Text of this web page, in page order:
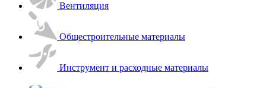
Вентиляция
Общестроительные материалы
Инструмент и расходные материалы